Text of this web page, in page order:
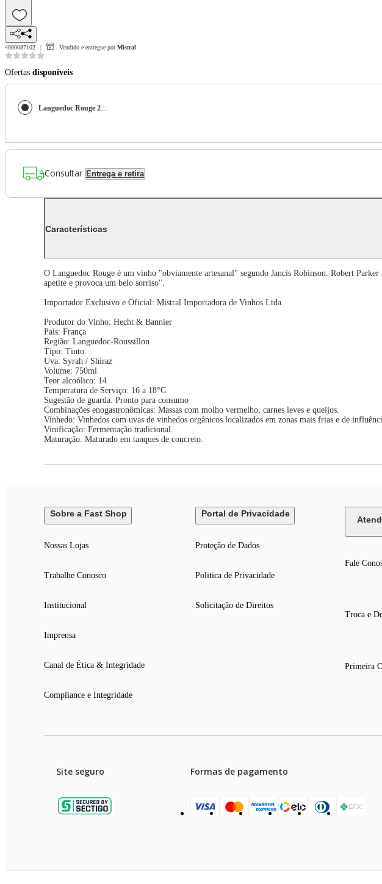
4000087102 Vendido e entregue por Mistral
Ofertas disponíveis
Languedoc Rouge 2017 (Hecht & Bannier) 750ml
Consultar Entrega e retira
Características
O Languedoc Rouge é um vinho "obviamente artesanal" segundo Jancis Robinson. Robert
apetite e provoca um belo sorriso".
Importador Exclusivo e Oficial: Mistral Importadora de Vinhos Ltda.
Produtor do Vinho: Hecht & Bannier
País: França
Região: Languedoc-Roussillon
Tipo: Tinto
Uva: Syrah / Shiraz
Volume: 750ml
Teor alcoólico: 14
Temperatura de Serviço: 16 a 18°C
Sugestão de guarda: Pronto para consumo
Combinações enogastronômicas: Massas com molho vermelho, carnes leves e queijos.
Vinhedo: Vinhedos com uvas de vinhedos orgânicos localizados em zonas mais frias e de
Vinificação: Fermentação tradicional.
Maturação: Maturado em tanques de concreto.
Sobre a Fast Shop
Nossas Lojas
Trabalhe Conosco
Institucional
Imprensa
Canal de Ética & Integridade
Compliance e Integridade
Portal de Privacidade
Proteção de Dados
Politica de Privacidade
Solicitação de Direitos
Fale
Troca e
Primeira
Site seguro Formas de pagamento